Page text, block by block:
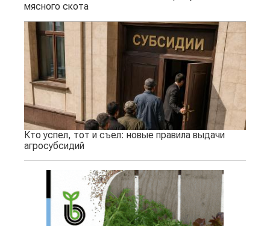
мясного скота
Кто успел, тот и съел: новые правила выдачи
агросубсидий